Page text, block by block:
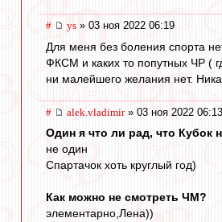
# ys » 03 ноя 2022 06:19
Для меня без боления спорта
ФКСМ и каких то попутных ЧР (
ни малейшего желания нет.
# alek.vladimir» 03 ноя 2022 06:13
Один я что ли рад, что Кубок
не один
Спартачок хоть круглый год)
Как можно не смотреть ЧМ?
элементарно,Лена))